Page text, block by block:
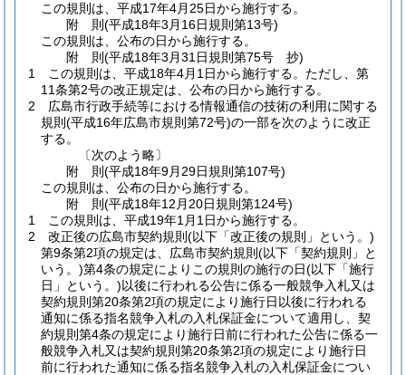
この規則は、平成17年4月25日から施行する。
附 則(平成18年3月16日規則第13号)
この規則は、公布の日から施行する。
附 則(平成18年3月31日規則第75号 抄)
1
この規則は、平成18年4月1日から施行する。 ただし、第
11条第2号の改正規定は、公布の日から施行する。
2
広島市行政手続等における情報通信の技術の利用に関する
規則 (平成16年広島市規則第72号)の一部を次のように改正
する。
〔次のよう略〕
附 則(平成18年9月29日規則第107号)
この規則は、公布の日から施行する。
附 則(平成18年12月20日規則第124号)
1
この規則は、平成19年1月1日から施行する。
2
改正後の広島市契約規則 (以下「改正後の規則」という。)
第9条第2項の規定は、広島市契約規則 (以下「契約規則」と
いう。)第4条の規定によりこの規則の施行の日(以下「施行
日」という。)以後に行われる公告に係る一般競争入札又は
契約規則第20条第2項の規定により施行日以後に行われる
通知に係る指名競争入札の入札保証金について適用し、契
約規則第4条の規定により施行日前に行われた公告に係る一
般競争入札又は契約規則第20条第2項の規定により施行日
前に行われた通知に係る指名競争入札の入札保証金につい